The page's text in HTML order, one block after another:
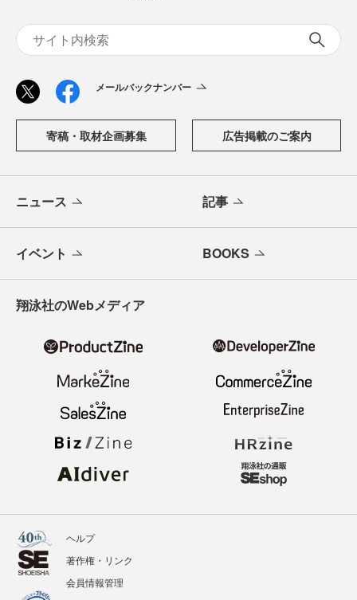
メールバックナンバー
寄稿・取材企画募集 広告掲載のご案内
ニュース 記事
イベント BOOKS
翔泳社のWebメディア
ヘルプ
著作権・リンク
会員情報管理